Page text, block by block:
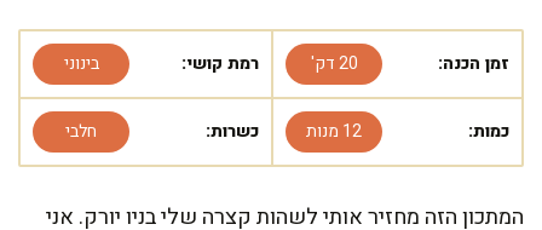
זמן הכנה: 20 דק' רמת קושי: בינוני
כמות: 12 מנות כשרות: חלבי
המתכון הזה מחזיר אותי לשהות קצרה שלי בניו יורק. אני